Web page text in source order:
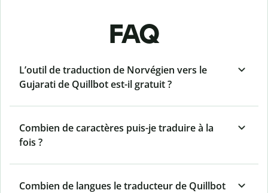
FAQ
L’outil de traduction de Norvégien vers le
Gujarati de Quillbot est-il gratuit ?
Combien de caractères puis-je traduire à la
fois ?
Combien de langues le traducteur de Quillbot